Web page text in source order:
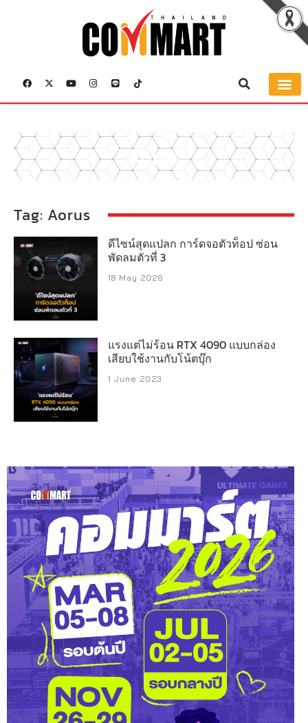
Aorus
Tag: Aorus
ดีไซน์สุดแปลก การ์ดจอตัวท็อป ซ่อน
พัดลมตัวที่ 3
18 May 2026
แรงแต่ไม่ร้อน RTX 4090 แบบกล่อง
เสียบใช้งานกับโน้ตบุ๊ก
1 June 2023